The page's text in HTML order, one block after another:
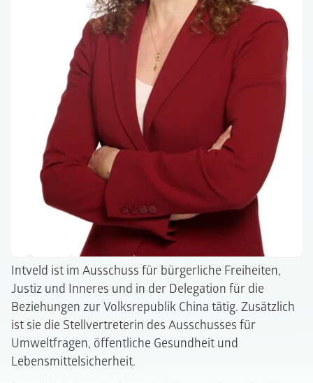
Intveld ist im Ausschuss für bürgerliche Freiheiten,
Justiz und Inneres und in der Delegation für die
Beziehungen zur Volksrepublik China tätig. Zusätzlich
ist sie die Stellvertreterin des Ausschusses für
Umweltfragen, öffentliche Gesundheit und
Lebensmittelsicherheit.